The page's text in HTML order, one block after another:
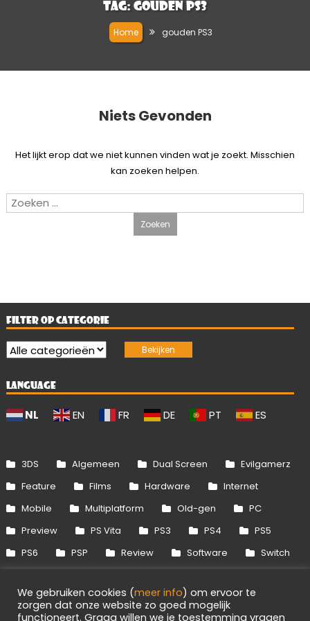
Tag: gouden PS3
Home gouden PS3
Niets Gevonden
Het lijkt erop dat we niet kunnen vinden wat je zoekt. Misschien
kan zoeken helpen.
Zoeken
FILTER OP CATEGORIE
LANGUAGE
NL EN FR DE PT ES
3DS Algemeen Dual Screen
Evilgamerz
Feature
Films Hardware
Internet
Mobile
Multiplatform Old-gen
PC
Preview
PS Vita PS3 PS4
PS5
PS6
PSP Review Software
Switch
Xbox 360
Xbox One Xbox Series
We gebruiken cookies (meer info) om ervoor te
zorgen dat onze website zo goed mogelijk
functioneert. Graag willen we je toestemming vragen